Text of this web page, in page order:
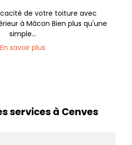
de votre toiture avec
à Mâcon Bien plus qu'une
simple...
En savoir plus
services à Cenves